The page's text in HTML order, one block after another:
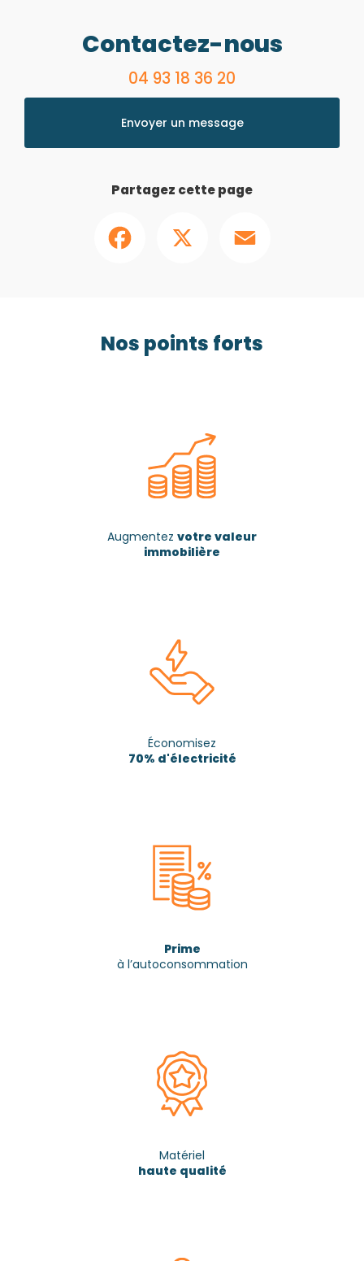
photovoltaïques sont il rentable pour ma maison| Installateur de
panneaux photovoltaïques pas chère à Nice|TVA à 5,5% installation
panneaux photovoltaïques pas chère à Nice|Installateur qualifié RGE
dans les Alpes maritimes pour une installation photovoltaïque
meilleurs prix pour une installation de panneaux solaires à Vallauris|
installateur de panneaux solaire avec batterie de
stockage
Contactez-nous
04 93 18 36 20
Envoyer un message
Partagez cette page
Nos points forts
Augmentez votre valeur
immobilière
Économisez
70% d'électricité
Prime
à l’autoconsommation
Matériel
haute qualité